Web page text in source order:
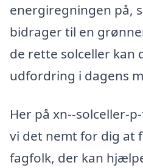
energiregningen på,
bidrager til en
de rette solceller kan
udfordring i dagens
Her på xn--solceller-
vi det nemt for dig at
fagfolk, der kan